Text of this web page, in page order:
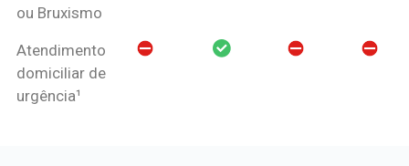
ou Bruxismo
Atendimento
domiciliar de
urgência¹